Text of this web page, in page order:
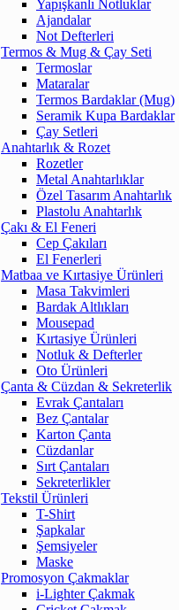
Yapışkanlı Notluklar
Ajandalar
Not Defterleri
Termos & Mug & Çay Seti
Termoslar
Mataralar
Termos Bardaklar (Mug)
Seramik Kupa Bardaklar
Çay Setleri
Anahtarlık & Rozet
Rozetler
Metal Anahtarlıklar
Özel Tasarım Anahtarlık
Plastolu Anahtarlık
Çakı & El Feneri
Cep Çakıları
El Fenerleri
Matbaa ve Kırtasiye Ürünleri
Masa Takvimleri
Bardak Altlıkları
Mousepad
Kırtasiye Ürünleri
Notluk & Defterler
Oto Ürünleri
Çanta & Cüzdan & Sekreterlik
Evrak Çantaları
Bez Çantalar
Karton Çanta
Cüzdanlar
Sırt Çantaları
Sekreterlikler
Tekstil Ürünleri
T-Shirt
Şapkalar
Şemsiyeler
Maske
Promosyon Çakmaklar
i-Lighter Çakmak